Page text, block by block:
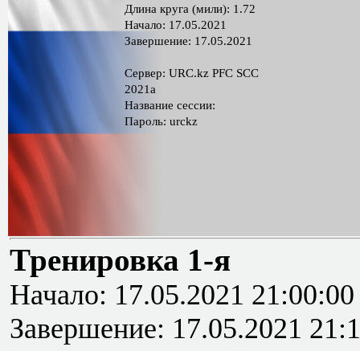
Длина круга (мили): 1.72
Начало: 17.05.2021
Завершение: 17.05.2021
Сервер: URC.kz PFC SCC
2021a
Название сессии:
Пароль: urckz
Тренировка 1-я
Начало: 17.05.2021 21:00:00
Завершение: 17.05.2021